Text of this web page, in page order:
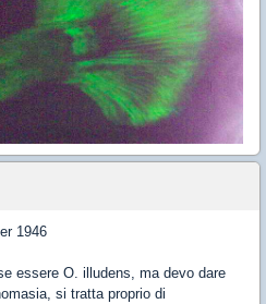
1946
essere O. illudens, ma devo dare
si tratta proprio di